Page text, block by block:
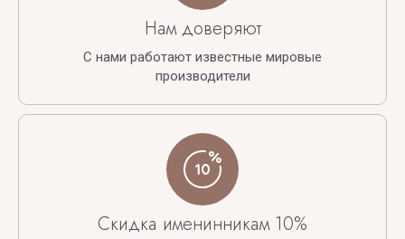
Нам доверяют
С нами работают известные мировые
производители
Скидка именинникам 10%